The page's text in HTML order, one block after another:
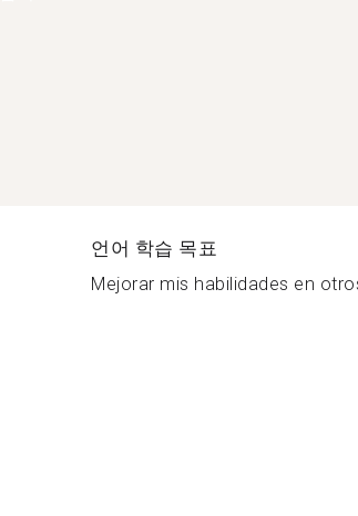
언어 학습 목표
Mejorar mis habilidades en